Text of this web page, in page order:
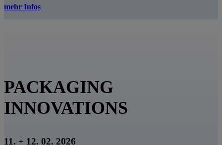
mehr Infos
PACKAGING
INNOVATIONS
11. + 12. 02. 2026